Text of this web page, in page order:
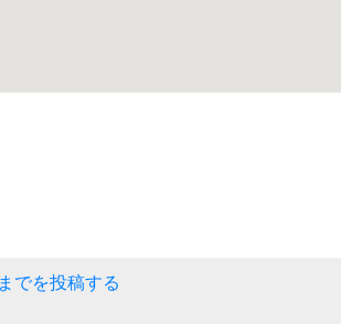
でを投稿する